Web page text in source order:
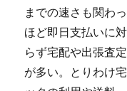
までの速さも関わ
ほど即日支払いに
らず宅配や出張査
が多い。とりわけ